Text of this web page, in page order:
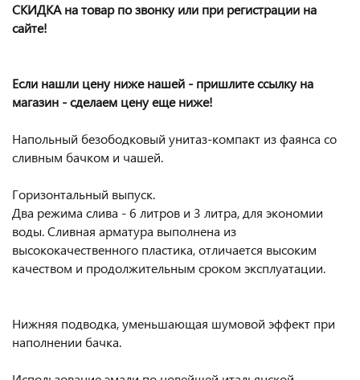
СКИДКА на товар по звонку или при регистрации на
сайте!
Если нашли цену ниже нашей - пришлите ссылку на
магазин - сделаем цену еще ниже!
Напольный безободковый унитаз-компакт из фаянса со
сливным бачком и чашей.
Горизонтальный выпуск.
Два режима слива - 6 литров и 3 литра, для экономии
воды. Сливная арматура выполнена из
высококачественного пластика, отличается высоким
качеством и продолжительным сроком эксплуатации.
Нижняя подводка, уменьшающая шумовой эффект при
наполнении бачка.